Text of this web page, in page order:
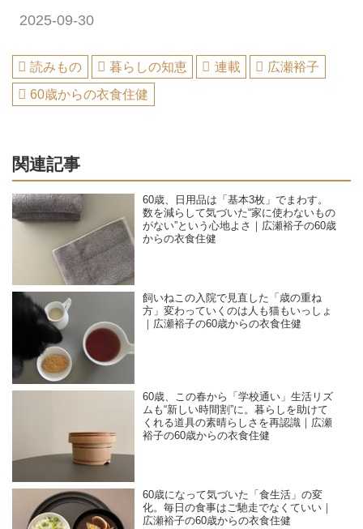
2025-09-30
読みもの 暮らしの知恵 連載
広瀬裕子
60歳からの衣食住健
関連記事
60歳、日用品は「基本3枚」でまわす。
数を減らして気づいた“家に使わないもの
がない”という心地よさ｜広瀬裕子の60歳
からの衣食住健
飼いねこの入院で見直した「歳の重ね
方」変わっていくのは人も猫もいっしょ
｜広瀬裕子の60歳からの衣食住健
60歳、この春から「学校通い」生活リズ
ムも“新しい時間割”に。暮らしを助けて
くれる道具の素晴らしさを再認識｜広瀬
裕子の60歳からの衣食住健
60歳になって気づいた「食生活」の変
化。毎日の食事はご馳走でなくていい｜
広瀬裕子の60歳からの衣食住健